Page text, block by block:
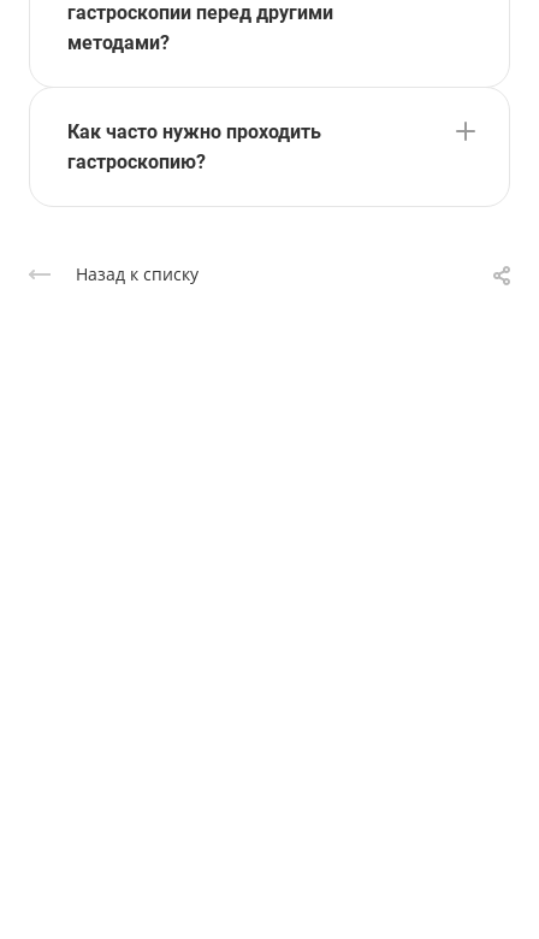
гастроскопии перед другими
методами?
Как часто нужно проходить
гастроскопию?
Назад к списку